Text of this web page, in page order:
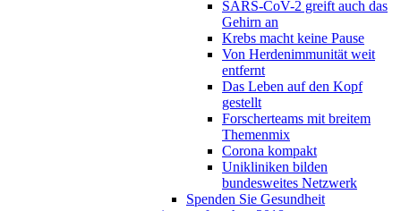
SARS-CoV-2 greift auch das
Gehirn an
Krebs macht keine Pause
Von Herdenimmunität weit
entfernt
Das Leben auf den Kopf
gestellt
Forscherteams mit breitem
Themenmix
Corona kompakt
Unikliniken bilden
bundesweites Netzwerk
Spenden Sie Gesundheit